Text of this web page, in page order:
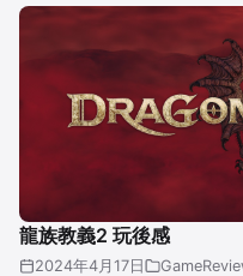
龍族教義2 玩後感
2024年4月17日